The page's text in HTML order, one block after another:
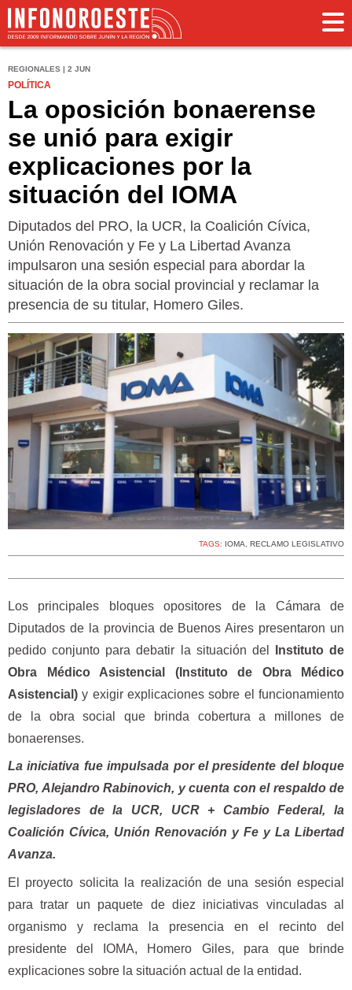
REGIONALES | 2 JUN
POLÍTICA
La oposición bonaerense
se unió para exigir
explicaciones por la
situación del IOMA
Diputados del PRO, la UCR, la Coalición Cívica,
Unión Renovación y Fe y La Libertad Avanza
impulsaron una sesión especial para abordar la
situación de la obra social provincial y reclamar la
presencia de su titular, Homero Giles.
TAGS: IOMA, RECLAMO LEGISLATIVO
Los principales bloques opositores de la Cámara de
Diputados de la provincia de Buenos Aires presentaron un
pedido conjunto para debatir la situación del
Instituto de
Obra Médico Asistencial (Instituto de Obra Médico
Asistencial)y exigir explicaciones sobre el funcionamiento
de la obra social que brinda cobertura a millones de
bonaerenses.
La iniciativa fue impulsada por el presidente del bloque
PRO, Alejandro Rabinovich, y cuenta con el respaldo de
legisladores de la UCR, UCR + Cambio Federal, la
Coalición Cívica, Unión Renovación y Fe y La Libertad
Avanza.
El proyecto solicita la realización de una sesión especial
para tratar un paquete de diez iniciativas vinculadas al
organismo y reclama la presencia en el recinto del
presidente del IOMA, Homero Giles, para que brinde
explicaciones sobre la situación actual de la entidad.